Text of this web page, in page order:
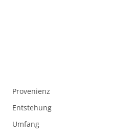
Provenienz
Entstehung
Umfang